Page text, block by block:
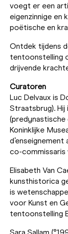
voegt er een
eigenzinnige en
poëtische en
Ontdek tijdens
tentoonstelling
drijvende
Curatoren
Luc Delvaux is
Straatsbrug).
(predynastische
Koninklijke
d’enseignement
co-commissaris
Elisabeth Van
kunsthistorica
is
voor Kunst en
tentoonstelling